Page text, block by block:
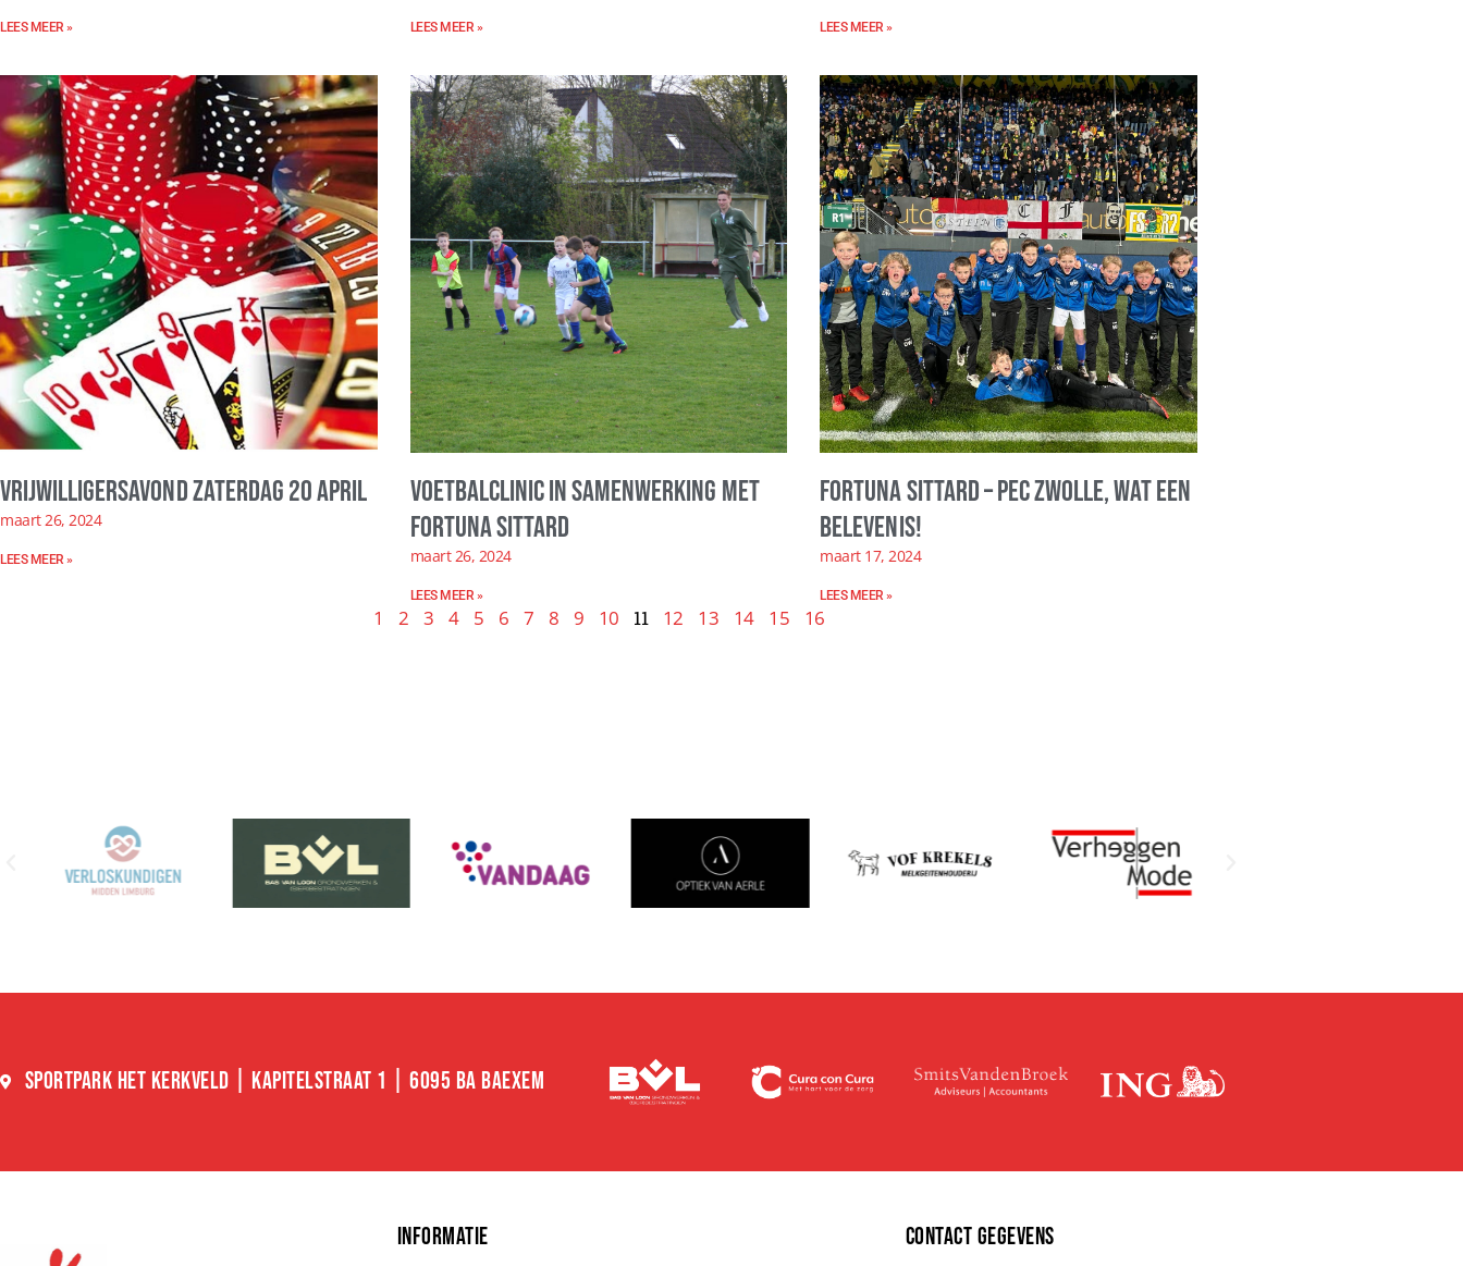
LEES MEER » LEES MEER » LEES MEER »
Vrijwilligersavond zaterdag 20 april
maart 26, 2024
LEES MEER »
Voetbalclinic in samenwerking met
Fortuna Sittard
maart 26, 2024
LEES MEER »
Fortuna Sittard – PEC Zwolle, wat een
belevenis!
maart 17, 2024
LEES MEER »
1 2 3 4 5 6 7 8 9 10 11 12 13 14 15 16
SPORTPARK HET KERKVELD | KAPITELSTRAAT 1 | 6095 BA BAEXEM
INFORMATIE CONTACT GEGEVENS